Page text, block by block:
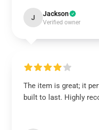
J Jackson
Verified owner
The item is great; it
built to last. Highly